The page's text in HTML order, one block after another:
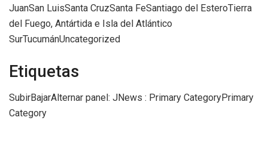
JuanSan LuisSanta CruzSanta FeSantiago del EsteroTierra
del Fuego, Antártida e Isla del Atlántico
SurTucumánUncategorized
Etiquetas
SubirBajarAlternar panel: JNews : Primary CategoryPrimary
Category